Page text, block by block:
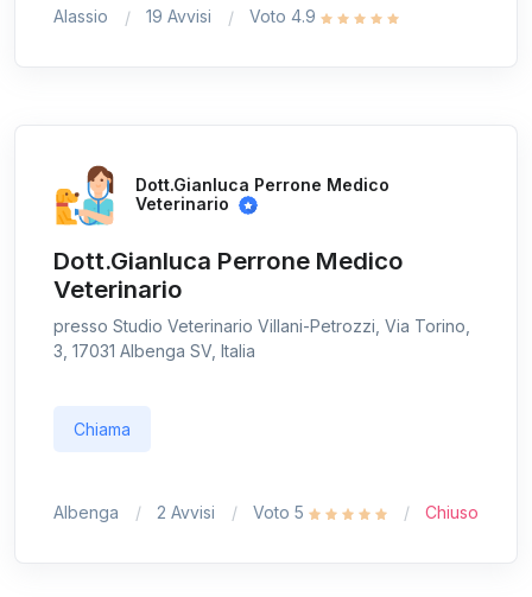
Alassio 19 Avvisi Voto 4.9
Dott.Gianluca Perrone Medico
Veterinario
Dott.Gianluca Perrone Medico
Veterinario
presso Studio Veterinario Villani-Petrozzi, Via Torino,
3, 17031 Albenga SV, Italia
Chiama
Albenga 2 Avvisi Voto 5 Chiuso